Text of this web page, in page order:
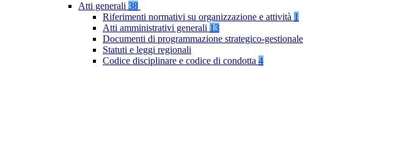
Atti generali 38
Riferimenti normativi su organizzazione e attività 1
Atti amministrativi generali 13
Documenti di programmazione strategico-gestionale
Statuti e leggi regionali
Codice disciplinare e codice di condotta 4